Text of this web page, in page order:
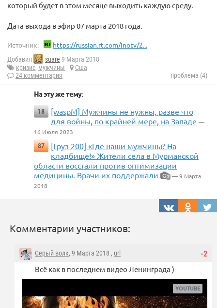
который будет в этом месяце выходить каждую среду.
Дата выхода в эфир 07 марта 2018 года.
Источник: https://russian.rt.com/inotv/2...
Добавил suare 9 Марта 2018
кризис, мужчины
Сша
24 комментария
проблема (4)
На эту же тему:
18
[waspM] Мужчины не нужны, разве что
для войны, по крайней мере, на Западе —
16 Июля 2023
87
[Груз 200] ​«Где наши мужчины? На
кладбище!» Жители села в Мурманской
области восстали против оптимизации
медицины. Врачи их поддержали
2 — 9 Марта
2018
Комментарии участников:
-2
Серый волк, 9 Марта 2018 , url
Всё как в последнем видео Ленинграда )